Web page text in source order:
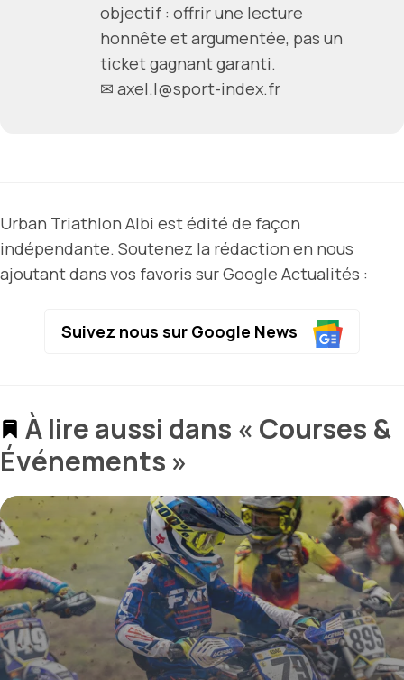
objectif : offrir une lecture
honnête et argumentée, pas un
ticket gagnant garanti.
✉ axel.l@sport-index.fr
Urban Triathlon Albi est édité de façon
indépendante. Soutenez la rédaction en nous
ajoutant dans vos favoris sur Google Actualités :
Suivez nous sur Google News
À lire aussi dans « Courses &
Événements »